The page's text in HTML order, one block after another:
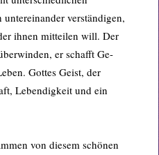
verständigen,
ihnen mitteilen will. Der
er schafft Ge-
Gottes Geist, der
Lebendigkeit und ein
von diesem schönen